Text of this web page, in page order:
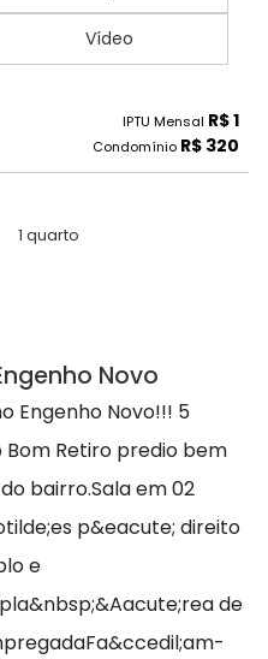
Vídeo
IPTU Mensal R$ 1
Condomínio R$ 320
1 quarto
Novo
Engenho Novo!!! 5
Retiro predio bem
bairro.Sala em 02
p&eacute; direito
e
de